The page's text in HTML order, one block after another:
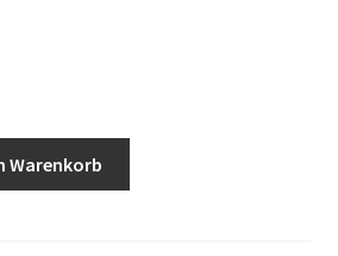
Warenkorb